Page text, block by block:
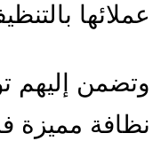
عملائها
وتضمن إليهم
نظافة مميزة